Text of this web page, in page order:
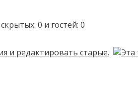
0 и гостей: 0